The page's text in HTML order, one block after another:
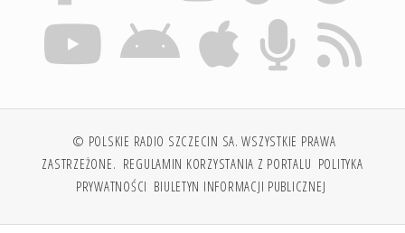
© POLSKIE RADIO SZCZECIN SA. WSZYSTKIE PRAWA
ZASTRZEŻONE. REGULAMIN KORZYSTANIA Z PORTALU POLITYKA
PRYWATNOŚCI BIULETYN INFORMACJI PUBLICZNEJ